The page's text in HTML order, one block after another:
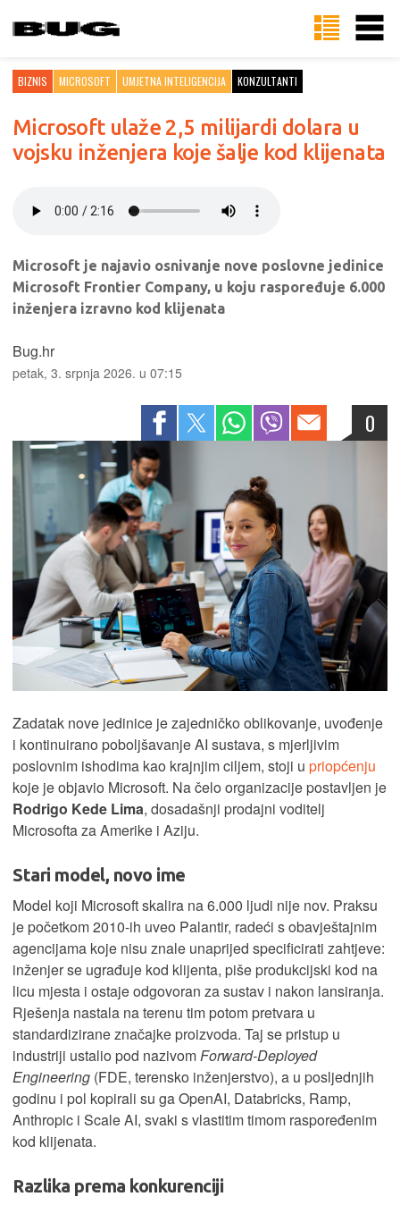
BIZNIS MICROSOFT UMJETNA INTELIGENCIJA KONZULTANTI
Microsoft ulaže 2,5 milijardi dolara u
vojsku inženjera koje šalje kod klijenata
Microsoft je najavio osnivanje nove poslovne jedinice
Microsoft Frontier Company, u koju raspoređuje 6.000
inženjera izravno kod klijenata
Bug.hr
petak, 3. srpnja 2026. u 07:15
0
Zadatak nove jedinice je zajedničko oblikovanje, uvođenje
i kontinuirano poboljšavanje AI sustava, s mjerljivim
poslovnim ishodima kao krajnjim ciljem, stoji u priopćenju
koje je objavio Microsoft. Na čelo organizacije postavljen je
Rodrigo Kede Lima, dosadašnji prodajni voditelj
Microsofta za Amerike i Aziju.
Stari model, novo ime
Model koji Microsoft skalira na 6.000 ljudi nije nov. Praksu
je početkom 2010-ih uveo Palantir, radeći s obavještajnim
agencijama koje nisu znale unaprijed specificirati zahtjeve:
inženjer se ugrađuje kod klijenta, piše produkcijski kod na
licu mjesta i ostaje odgovoran za sustav i nakon lansiranja.
Rješenja nastala na terenu tim potom pretvara u
standardizirane značajke proizvoda. Taj se pristup u
industriji ustalio pod nazivomForward-Deployed
Engineering (FDE, terensko inženjerstvo), a u posljednjih
godinu i pol kopirali su ga OpenAI, Databricks, Ramp,
Anthropic i Scale AI, svaki s vlastitim timom raspoređenim
kod klijenata.
Razlika prema konkurenciji